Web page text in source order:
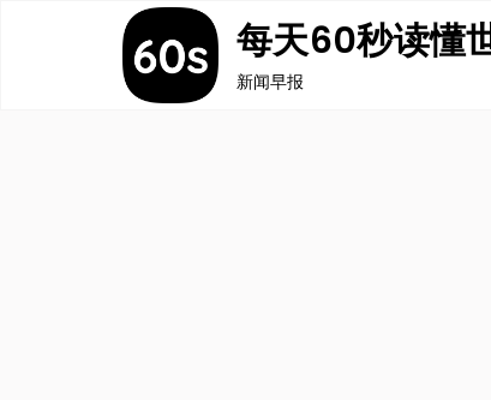
每天60秒读懂
新闻早报